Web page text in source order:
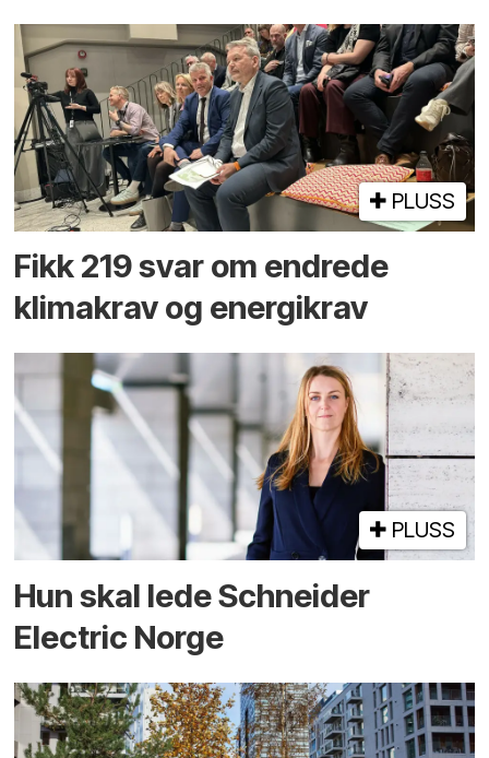
PLUSS
Fikk 219 svar om endrede
klimakrav og energikrav
PLUSS
Hun skal lede Schneider
Electric Norge